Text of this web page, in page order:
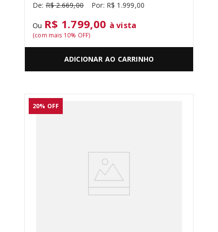
R$ 2.669,00 R$ 1 .999,00
Ou R$ 1.799,00 à vista
(com mais 10% OFF)
ADICIONAR AO CARRINHO
20% OFF